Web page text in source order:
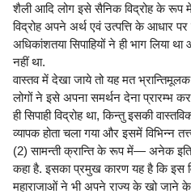
शैली आदि लोग इसे सैनिक विद्रोह के
विद्रोह अपने अर्थ एवं उत्पत्ति के आधार
अधिकांशतया सिपाहियों ने ही भाग लिया
नहीं था.
वास्तव में देखा जाये तो यह मत भ्रान्तिमूलक
लोगों ने इसे अपना समर्थन देना प्रारम्भ
ही सिपाही विद्रोह था, किन्तु इसकी
व्यापक होता चला गया और इसमें विभिन्न
(2) सामन्ती क्रान्ति के रूप में— अनेक
कहा है. इसका प्रमुख कारण यह है कि इस
महाराजाओं ने भी अपने राज्य के खो जाने